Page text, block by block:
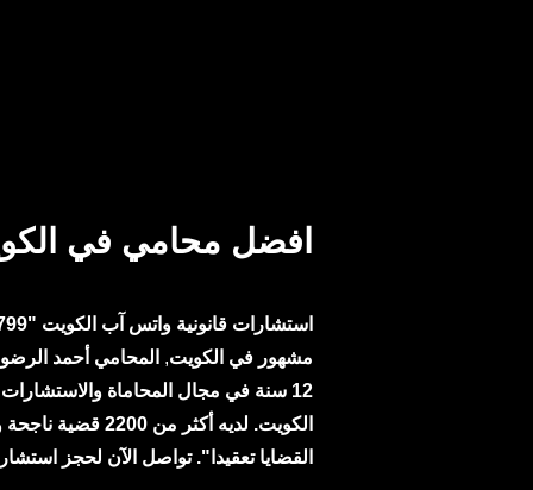
افضل محامي في
استشارات قانونية واتس آب
مشهور في الكويت, المحامي أحمد
12 سنة في مجال المحاماة والاستشارات
الكويت. لديه أكثر من
القضايا تعقيدا". تواصل الآن لحجز